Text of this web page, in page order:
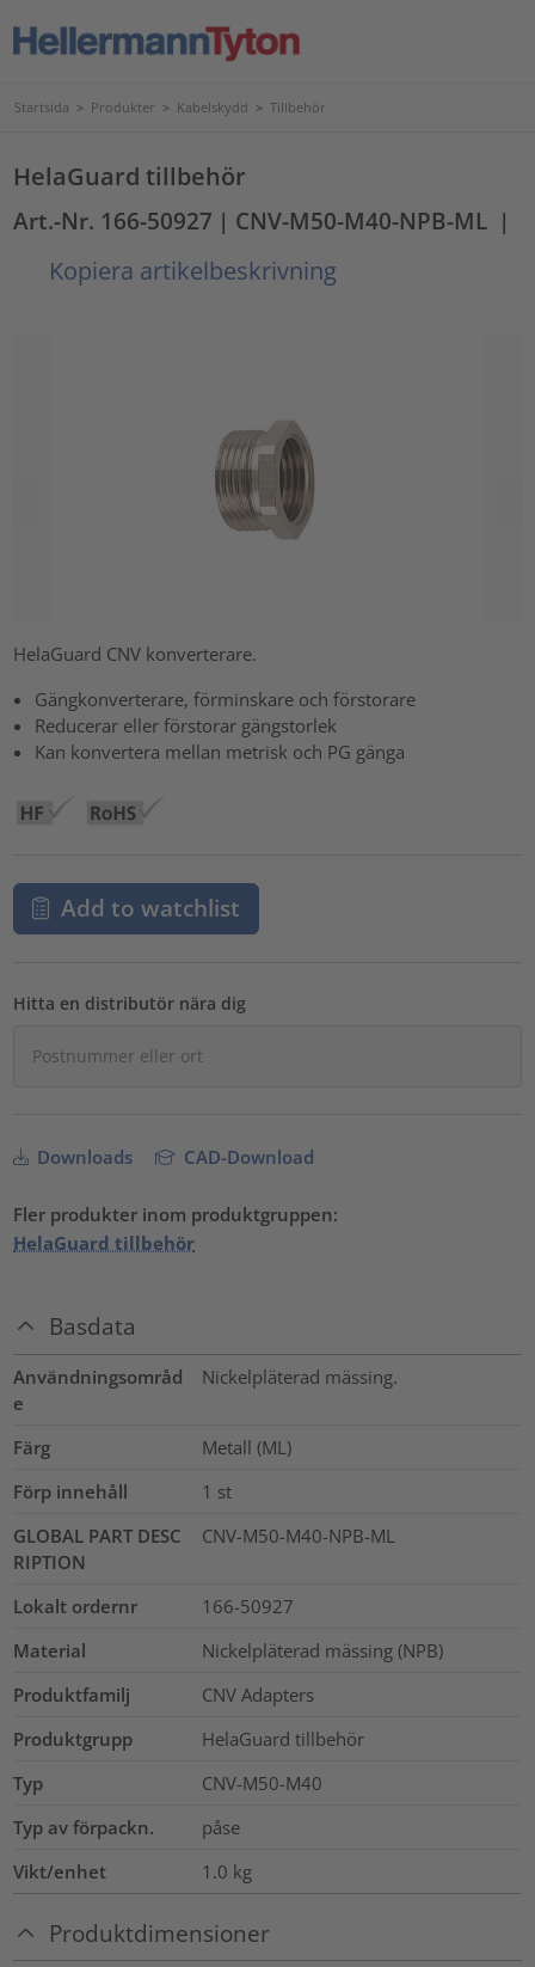
Startsida > Produkter > Kabelskydd > Tillbehör
HelaGuard tillbehör
Art.-Nr. 166-50927 | CNV-M50-M40-NPB-ML |
Kopiera artikelbeskrivning
HelaGuard CNV konverterare.
Gängkonverterare, förminskare och förstorare
Reducerar eller förstorar gängstorlek
Kan konvertera mellan metrisk och PG gänga
Add to watchlist
Hitta en distributör nära dig
Downloads CAD-Download
Fler produkter inom produktgruppen:
HelaGuard tillbehör
Basdata
Användningsområd
e
Nickelpläterad mässing.
Färg
Metall (ML)
Förp innehåll
1 st
GLOBAL PART DESC
RIPTION
CNV-M50-M40-NPB-ML
Lokalt ordernr
166-50927
Material
Nickelpläterad mässing (NPB)
Produktfamilj
CNV Adapters
Produktgrupp
HelaGuard tillbehör
Typ
CNV-M50-M40
Typ av förpackn.
påse
Vikt/enhet
1.0 kg
Produktdimensioner